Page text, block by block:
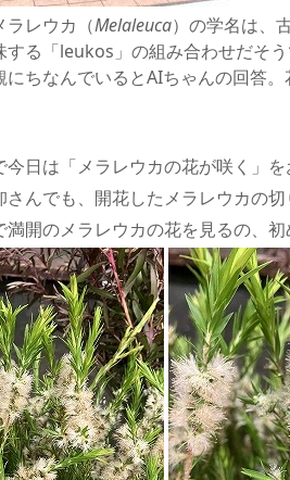
ラレウカ（Melaleuca）の学名は、
する「leukos」の組み合わせだそ
にちなんでいるとAIちゃんの回答
今日は「メラレウカの花が咲く」を
さんでも、開花したメラレウカの
満開のメラレウカの花を見るの、初